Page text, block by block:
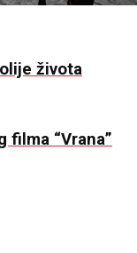
života
filma “Vrana”